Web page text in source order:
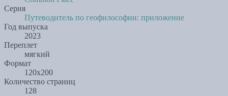
Серия
Путеводитель по геофилософии: приложение
Год выпуска
2023
Переплет
мягкий
Формат
120х200
Количество страниц
128